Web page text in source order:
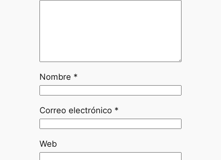
Nombre *
Correo electrónico *
Web